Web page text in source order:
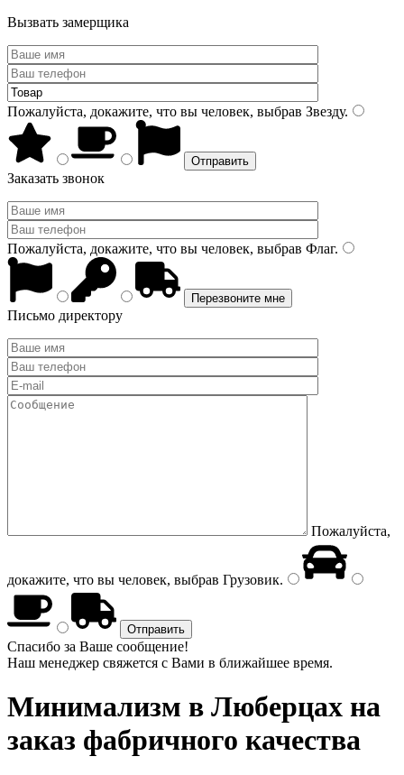
Вызвать замерщика
Пожалуйста, докажите, что вы человек, выбрав Звезду.
Заказать звонок
Пожалуйста, докажите, что вы человек, выбрав Флаг.
Письмо директору
Пожалуйста,
докажите, что вы человек, выбрав Грузовик.
Спасибо за Ваше сообщение!
Наш менеджер свяжется с Вами в ближайшее время.
Минимализм в Люберцах на
заказ фабричного качества